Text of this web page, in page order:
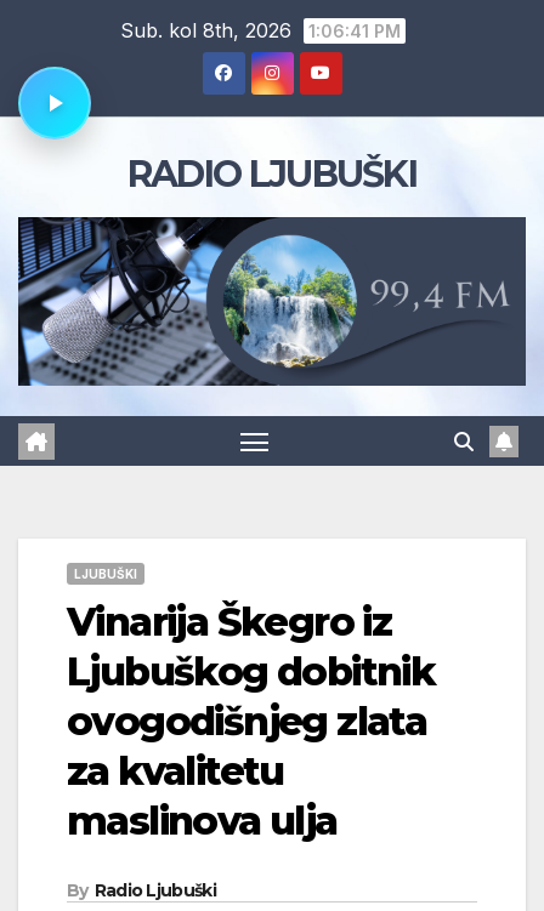
content
Sub. kol 8th, 2026 1:06:42 PM
RADIO LJUBUŠKI
LJUBUŠKI
Vinarija Škegro iz
Ljubuškog dobitnik
ovogodišnjeg zlata
za kvalitetu
maslinova ulja
By Radio Ljubuški